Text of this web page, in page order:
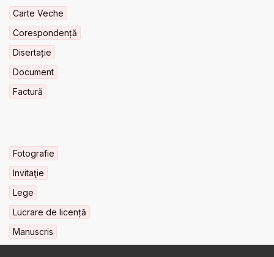
Carte Veche
Corespondență
Disertație
Document
Factură
Fotografie
Invitaţie
Lege
Lucrare de licență
Manuscris